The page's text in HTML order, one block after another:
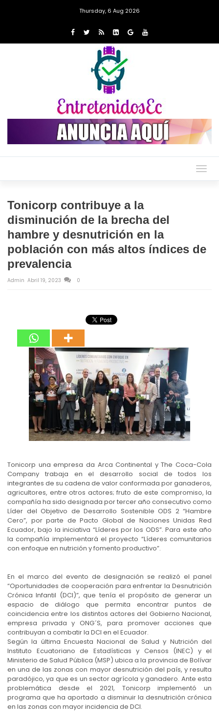
Thursday, 6 Aug 2026
Tonicorp contribuye a la
disminución de la brecha del
hambre y desnutrición en la
población con más altos índices de
prevalencia
Admin Abril 19, 2023 0
Tonicorp una empresa da Arca Continental y The Coca-Cola
Company trabaja en el desarrollo social de todos los
integrantes de su cadena de valor conformada por ganaderos,
agricultores, entre otros actores; fruto de este compromiso, la
compañía ha sido designada por tercer año consecutivo como
Líder del Objetivo de Desarrollo Sostenible ODS 2 “Hambre
Cero”, por parte de Pacto Global de Naciones Unidas Red
Ecuador, bajo la iniciativa “Líderes por los ODS”. Para este año
la compañía implementará el proyecto “Líderes comunitarios
con enfoque en nutrición y fomento productivo”.
En el marco del evento de designación se realizó el panel
“Oportunidades de cooperación para enfrentar la Desnutrición
Crónica Infantil (DCI)”, que tenía el propósito de generar un
espacio de diálogo que permita encontrar puntos de
coincidencia entre los distintos actores del Gobierno Nacional,
empresa privada y ONG´S, para promover acciones que
contribuyan a combatir la DCI en el Ecuador.
Según la última Encuesta Nacional de Salud y Nutrición del
Instituto Ecuatoriano de Estadísticas y Censos (INEC) y el
Ministerio de Salud Pública (MSP) ubica a la provincia de Bolívar
en una de las zonas con mayor desnutrición del país, y resulta
paradójico, ya que es un sector agrícola y ganadero. Ante esta
problemática desde el 2021, Tonicorp implementó un
programa que ha aportado a disminuir la desnutrición crónica
en las zonas con mayor incidencia de DCI.